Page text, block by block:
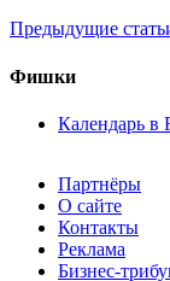
Предыдущие
Фишки
Календарь в
Партнёры
О сайте
Контакты
Реклама
Бизнес-